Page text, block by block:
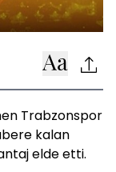
Trabzonspor
kalan
elde etti.